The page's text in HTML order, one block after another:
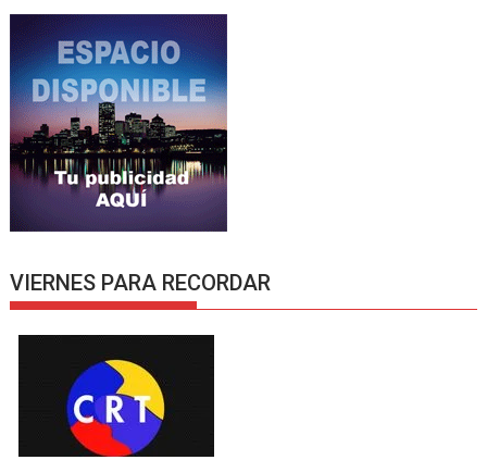
VIERNES PARA RECORDAR